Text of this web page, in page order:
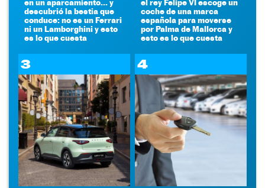
en un aparcamiento... y
descubrió la bestia que
conduce: no es un Ferrari
ni un Lamborghini y esto
es lo que cuesta
el rey Felipe VI escoge un
coche de una marca
española para moverse
por Palma de Mallorca y
esto es lo que cuesta
3 4